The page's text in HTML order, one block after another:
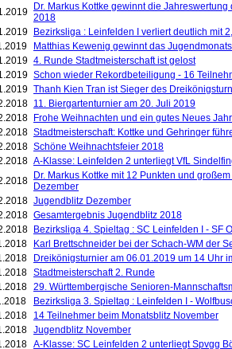
Dr. Markus Kottke gewinnt die
2018
Bezirksliga : Leinfelden I verliert deutlich mit
Matthias Kewenig gewinnt das
4. Runde Stadtmeisterschaft ist gelost
Schon wieder Rekordbeteiligung - 16
Thanh Kien Tran ist Sieger des
11. Biergartenturnier am 20. Juli 2019
Frohe Weihnachten und ein gutes Neues
Stadtmeisterschaft: Kottke und Gehringer
Schöne Weihnachtsfeier 2018
A-Klasse: Leinfelden 2 unterliegt VfL
Dr. Markus Kottke mit 12 Punkten und
Dezember
Jugendblitz Dezember
Gesamtergebnis Jugendblitz 2018
Bezirksliga 4. Spieltag : SC Leinfelden I - SF
Karl Brettschneider bei der Schach-WM der
Dreikönigsturnier am 06.01.2019 um 14 Uhr
Stadtmeisterschaft 2. Runde
29. Württembergische Senioren-
Bezirksliga 3. Spieltag : Leinfelden I -
14 Teilnehmer beim Monatsblitz November
Jugendblitz November
A-Klasse: SC Leinfelden 2 unterliegt Spvgg